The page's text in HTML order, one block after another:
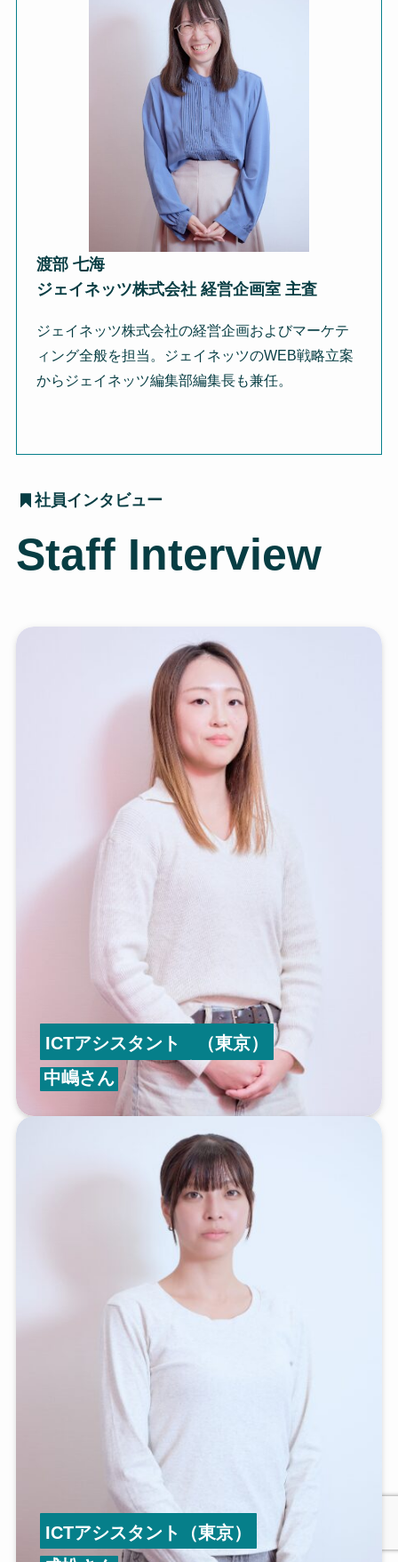
渡部 七海
ジェイネッツ株式会社 経営企画室 主査
ジェイネッツ株式会社の経営企画およびマーケテ
ィング全般を担当。ジェイネッツのWEB戦略立案
からジェイネッツ編集部編集長も兼任。
社員インタビュー
Staff Interview
ICTアシスタント
（東京）
中嶋さん
ICTアシスタント（東京）